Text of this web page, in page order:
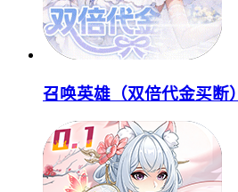
召唤英雄（双倍代金买断）